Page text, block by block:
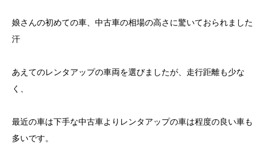
娘さんの初めての車、中古車の相場の高さに驚いておられました
汗
あえてのレンタアップの車両を選びましたが、走行距離も少な
く、
最近の車は下手な中古車よりレンタアップの車は程度の良い車も
多いです。